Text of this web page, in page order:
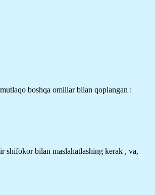
boshqa omillar bilan qoplangan :
shifokor bilan maslahatlashing kerak , va,